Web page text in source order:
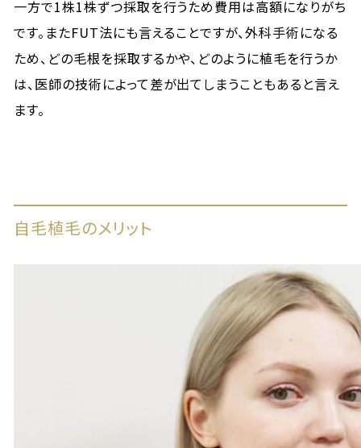
一方で1株1株ずつ採取を行うため費用は高額になりがち
です。またFUT法にも言えることですが、外科手術になる
ため、どの毛根を採取するかや、どのように植毛を行うか
は、医師の技術によって差が出てしまうこともあると言え
ます。
自毛植毛のメリット